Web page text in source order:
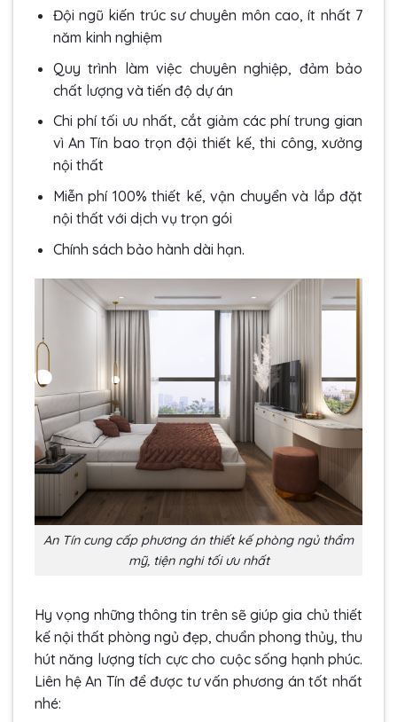
Đội ngũ kiến trúc sư chuyên môn cao, ít nhất 7
năm kinh nghiệm
Quy trình làm việc chuyên nghiệp, đảm bảo
chất lượng và tiến độ dự án
Chi phí tối ưu nhất, cắt giảm các phí trung gian
vì An Tín bao trọn đội thiết kế, thi công, xưởng
nội thất
Miễn phí 100% thiết kế, vận chuyển và lắp đặt
nội thất với dịch vụ trọn gói
Chính sách bảo hành dài hạn.
An Tín cung cấp phương án thiết kế phòng ngủ thẩm
mỹ, tiện nghi tối ưu nhất
Hy vọng những thông tin trên sẽ giúp gia chủ thiết
kế nội thất phòng ngủ đẹp, chuẩn phong thủy, thu
hút năng lượng tích cực cho cuộc sống hạnh phúc.
Liên hệ An Tín để được tư vấn phương án tốt nhất
nhé: